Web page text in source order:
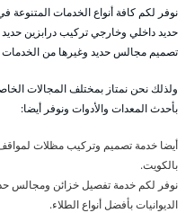
نوفر لكم كافة أنواع الخدمات
حديد داخلي وخارجي تركيب درابزين
تصميم مجالس حديد وغيرها من
ولذلك نحن نمتاز بمختلف المجالات
بأحدث المعدات والأدوات ونوفر أيضا:
أيضا خدمة تصميم وتركيب مظلات
بالكويت.
نوفر لكم خدمة تفصيل خزائن ومجالس
الديوانيات بأفضل أنواع الطلاء.